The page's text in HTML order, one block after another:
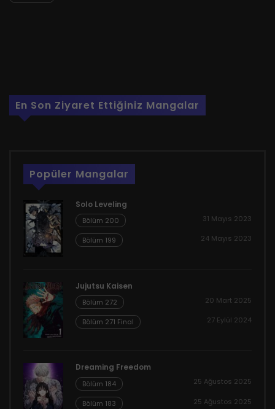
En Son Ziyaret Ettiğiniz Mangalar
Popüler Mangalar
Solo Leveling
Bölüm 200 31 Mayıs 2023
Bölüm 199 24 Mayıs 2023
Jujutsu Kaisen
Bölüm 272 20 Mart 2025
Bölüm 271 Final 27 Eylül 2024
Dreaming Freedom
Bölüm 184 25 Ağustos 2025
Bölüm 183 25 Ağustos 2025